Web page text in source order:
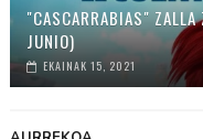
"CASCARRABIAS"
JUNIO)
EKAINAK 15, 2021